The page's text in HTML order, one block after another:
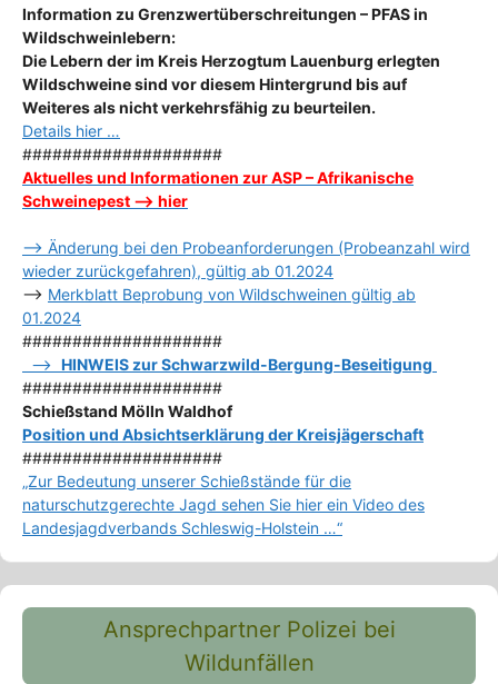
Information zu Grenzwertüberschreitungen – PFAS in
Wildschweinlebern:
Die Lebern der im Kreis Herzogtum Lauenburg erlegten
Wildschweine sind vor diesem Hintergrund bis auf
Weiteres als nicht verkehrsfähig zu beurteilen.
Details hier …
####################
Aktuelles und Informationen zur ASP – Afrikanische
Schweinepest –> hier
–> Änderung bei den Probeanforderungen (Probeanzahl wird
wieder zurückgefahren), gültig ab 01.2024
–> Merkblatt Beprobung von Wildschweinen gültig ab
01.2024
####################
–> HINWEIS zur Schwarzwild-Bergung-Beseitigung
####################
Schießstand Mölln Waldhof
Position und Absichtserklärung der Kreisjägerschaft
####################
„Zur Bedeutung unserer Schießstände für die
naturschutzgerechte Jagd sehen Sie hier ein Video des
Landesjagdverbands Schleswig-Holstein …“
Ansprechpartner Polizei bei
Wildunfällen